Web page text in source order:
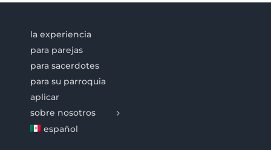
la experiencia
para parejas
para sacerdotes
para su parroquia
aplicar
sobre nosotros
español